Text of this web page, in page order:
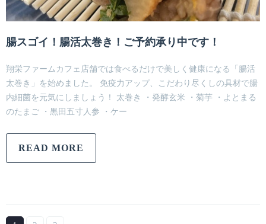
腸スゴイ！腸活太巻き！ご予約承り中です！
翔栄ファームカフェ店舗では食べるだけで美しく健康になる「腸活
太巻き」を始めました。 免疫力アップ、こだわり尽くしの具材で腸
内細菌を元気にしましょう！ 太巻き ・発酵玄米 ・菊芋 ・よとまる
のたまご ・黒田五寸人参 ・ケー
READ MORE